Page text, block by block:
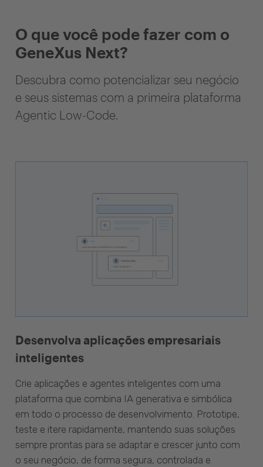
O que você pode fazer com o
GeneXus Next?
Descubra como potencializar seu negócio
e seus sistemas com a primeira plataforma
Agentic Low-Code.
Desenvolva aplicações empresariais
inteligentes
Crie aplicações e agentes inteligentes com uma
plataforma que combina IA generativa e simbólica
em todo o processo de desenvolvimento. Prototipe,
teste e itere rapidamente, mantendo suas soluções
sempre prontas para se adaptar e crescer junto com
o seu negócio, de forma segura, controlada e